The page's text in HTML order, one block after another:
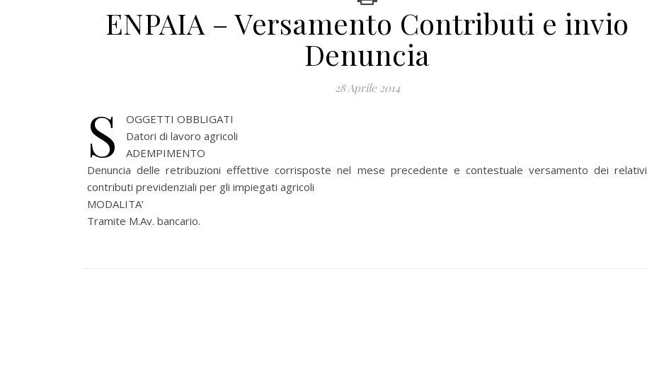
ENPAIA – Versamento Contributi e invio
Denuncia
28 Aprile 2014
S
OGGETTI OBBLIGATI
Datori di lavoro agricoli
ADEMPIMENTO
Denuncia delle retribuzioni effettive corrisposte nel mese precedente e contestuale versamento dei relativi
contributi previdenziali per gli impiegati agricoli
MODALITA’
Tramite M.Av. bancario.